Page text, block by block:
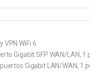
VPN WiFi 6
Gigabit SFP WAN/LAN, 1
Gigabit LAN/WAN, 1